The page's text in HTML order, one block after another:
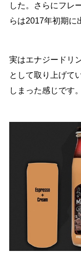
した。さらにフレ
らは2017年初期に
実はエナジードリ
として取り上げて
しまった感じです。